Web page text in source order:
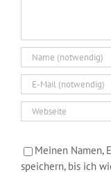
Meinen Namen,
speichern, bis ich